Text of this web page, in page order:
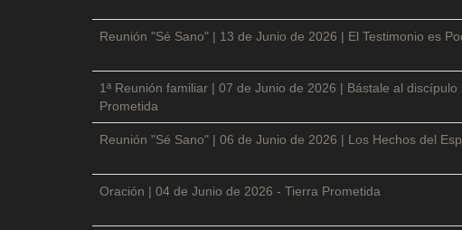
Reunión "Sé Sano" | 13 de Junio de 2026 | El Testimonio es
1ª Reunión familiar | 07 de Junio de 2026 | Bástale al
Prometida
Reunión "Sé Sano" | 06 de Junio de 2026 | Los Hechos del
Oración | 04 de Junio de 2026 - Tierra Prometida